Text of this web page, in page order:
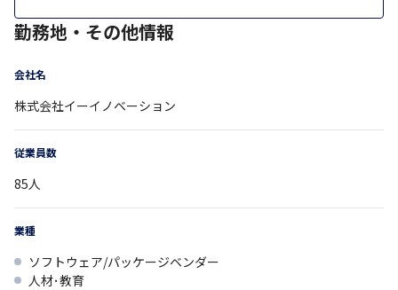
勤務地・その他情報
会社名
株式会社イーイノベーション
従業員数
85人
業種
ソフトウェア/パッケージベンダー
人材･教育